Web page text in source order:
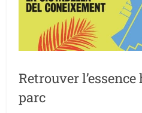
Retrouver
parc